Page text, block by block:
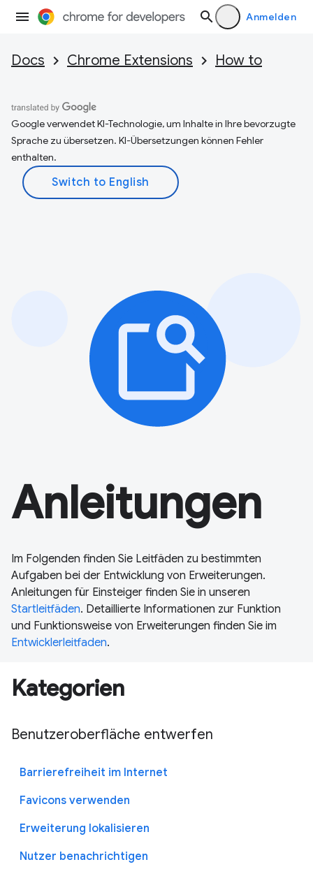
Anmelden
Docs Chrome Extensions How to
Google verwendet KI-Technologie, um Inhalte in Ihre bevorzugte
Sprache zu übersetzen. KI-Übersetzungen können Fehler
enthalten.
Anleitungen
Im Folgenden finden Sie Leitfäden zu bestimmten
Aufgaben bei der Entwicklung von Erweiterungen.
Anleitungen für Einsteiger finden Sie in unseren
Startleitfäden. Detaillierte Informationen zur Funktion
und Funktionsweise von Erweiterungen finden Sie im
Entwicklerleitfaden.
Kategorien
Benutzeroberfläche entwerfen
Barrierefreiheit im Internet
Favicons verwenden
Erweiterung lokalisieren
Nutzer benachrichtigen